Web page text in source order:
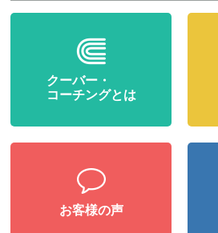
クーバー・
コーチングとは
お客様の声